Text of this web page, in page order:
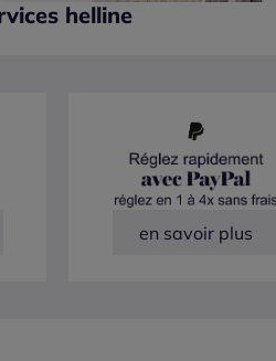
helline
en savoir plus